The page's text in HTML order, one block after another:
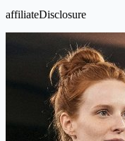
affiliateDisclosure